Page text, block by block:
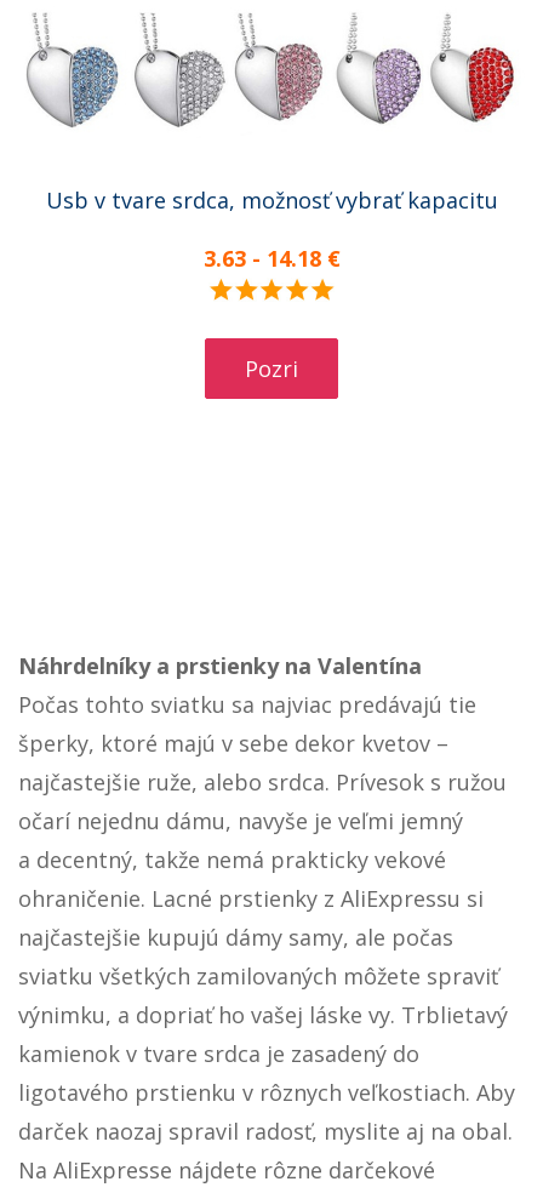
Usb v tvare srdca, možnosť vybrať kapacitu
3.63 - 14.18 €
Pozri
Náhrdelníky a prstienky na Valentína
Počas tohto sviatku sa najviac predávajú tie
šperky, ktoré majú v sebe dekor kvetov –
najčastejšie ruže, alebo srdca. Prívesok s ružou
očarí nejednu dámu, navyše je veľmi jemný
a decentný, takže nemá prakticky vekové
ohraničenie. Lacné prstienky z AliExpressu si
najčastejšie kupujú dámy samy, ale počas
sviatku všetkých zamilovaných môžete spraviť
výnimku, a dopriať ho vašej láske vy. Trblietavý
kamienok v tvare srdca je zasadený do
ligotavého prstienku v rôznych veľkostiach. Aby
darček naozaj spravil radosť, myslite aj na obal.
Na AliExpresse nájdete rôzne darčekové